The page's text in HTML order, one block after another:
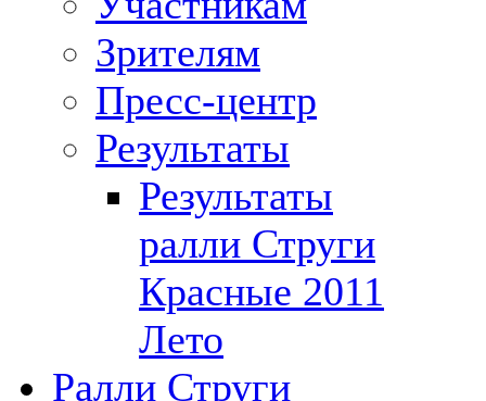
Зрителям
Пресс-центр
Результаты
Результаты
ралли Струги
Красные 2011
Лето
Ралли Струги